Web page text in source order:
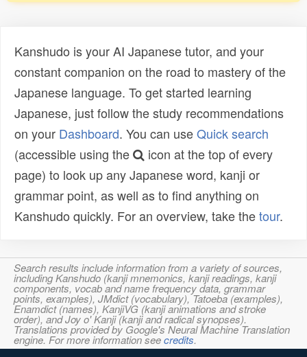
Kanshudo is your AI Japanese tutor, and your
constant companion on the road to mastery of the
Japanese language. To get started learning
Japanese, just follow the study recommendations
on your Dashboard. You can useQuick search
(accessible using the
icon at the top of every
page) to look up any Japanese word, kanji or
grammar point, as well as to find anything on
Kanshudo quickly. For an overview, take thetour.
Search results include information from a variety of sources,
including Kanshudo (kanji mnemonics, kanji readings, kanji
components, vocab and name frequency data, grammar
points, examples), JMdict (vocabulary), Tatoeba (examples),
Enamdict (names), KanjiVG (kanji animations and stroke
order), and Joy o' Kanji (kanji and radical synopses).
Translations provided by Google's Neural Machine Translation
engine. For more information seecredits.